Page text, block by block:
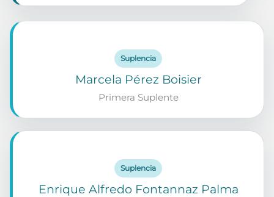
Suplencia
Marcela Pérez Boisier
Primera Suplente
Suplencia
Enrique Alfredo Fontannaz Palma